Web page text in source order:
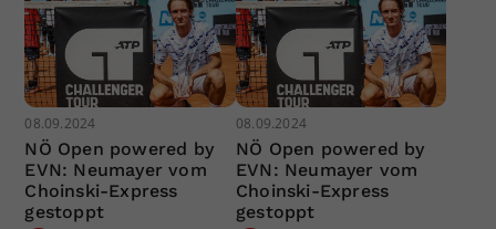
08.09.2024
NÖ Open powered by
EVN: Neumayer vom
Choinski-Express
gestoppt
08.09.2024
NÖ Open powered by
EVN: Neumayer vom
Choinski-Express
gestoppt